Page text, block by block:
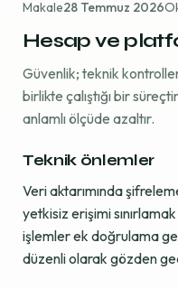
Makale28 Temmuz 2026
Hesap ve
Güvenlik; teknik kontroller
birlikte çalıştığı bir
anlamlı ölçüde azaltır.
Teknik önlemler
Veri aktarımında
yetkisiz erişimi
işlemler ek doğrulama
düzenli olarak gözden